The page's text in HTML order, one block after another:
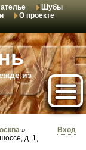
Шубы
О проекте
из
»
д. 1,
Вход